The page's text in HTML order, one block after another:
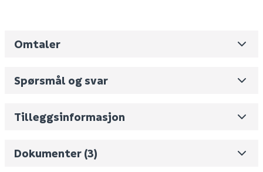
For mer informasjon, se dokumenter.
Farge: Stone Oak
Antall skuffer/dører: 2 dører
Self close
Omtaler
Spørsmål og svar
Tilleggsinformasjon
Leverandørens varenummer C58800RK
Volum 330.565 (dm3 per salgsforpakning)
Dokumenter (3)
Monteringsveiledning
Datablad